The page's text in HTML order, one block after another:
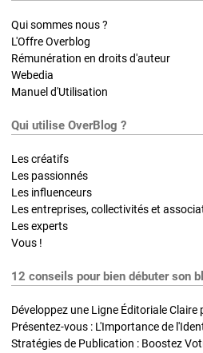
Qui sommes nous ?
L'Offre Overblog
Rémunération en droits d'auteur
Webedia
Manuel d'Utilisation
Qui utilise OverBlog ?
Les créatifs
Les passionnés
Les influenceurs
Les entreprises, collectivités et
Les experts
Vous !
12 conseils pour bien débuter son
Développez une Ligne Éditoriale Claire
Présentez-vous : L'Importance de